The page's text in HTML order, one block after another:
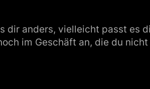
dir anders, vielleicht passt es
im Geschäft an, die du